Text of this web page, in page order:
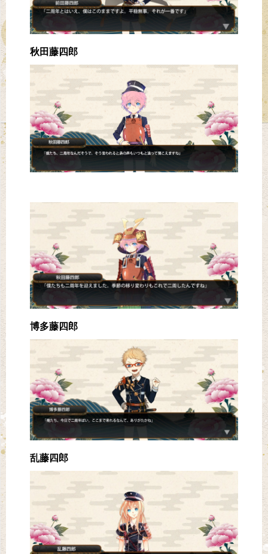
秋田藤四郎
博多藤四郎
乱藤四郎